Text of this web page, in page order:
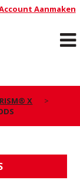
Aanmaken
X